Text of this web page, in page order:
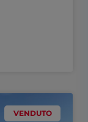
VENDUTO